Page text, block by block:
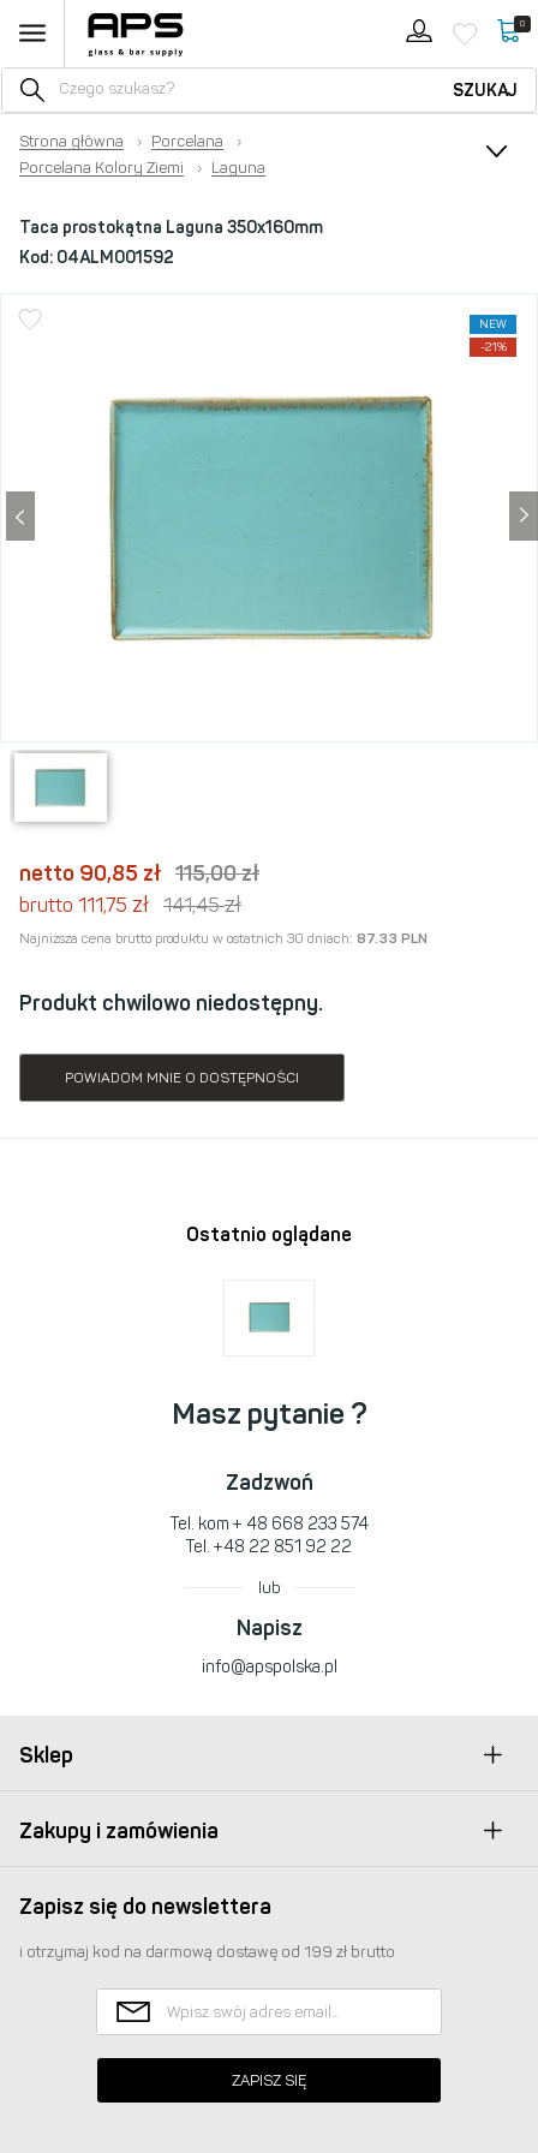
0
SZUKAJ
Strona główna › Porcelana
›
Porcelana Kolory Ziemi
› Laguna
Taca prostokątna Laguna 350x160mm
Kod: 04ALM001592
NEW
-21%
netto 90,85 zł 115,00zł
brutto 111,75 zł 141,45zł
Najniższa cena brutto produktu w ostatnich 30 dniach: 87.33 PLN
Produkt chwilowo niedostępny.
POWIADOM MNIE O DOSTĘPNOŚCI
Ostatnio oglądane
Masz pytanie ?
Zadzwoń
Tel. kom + 48 668 233 574
Tel. +48 22 851 92 22
lub
Napisz
info@apspolska.pl
Sklep
Zakupy i zamówienia
Zapisz się do newslettera
i otrzymaj kod na darmową dostawę od 199 zł brutto
ZAPISZ SIĘ